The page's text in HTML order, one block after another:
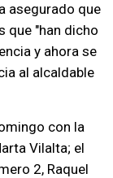
asegurado que
que "han dicho
y ahora se
al alcaldable
con la
Vilalta; el
2, Raquel